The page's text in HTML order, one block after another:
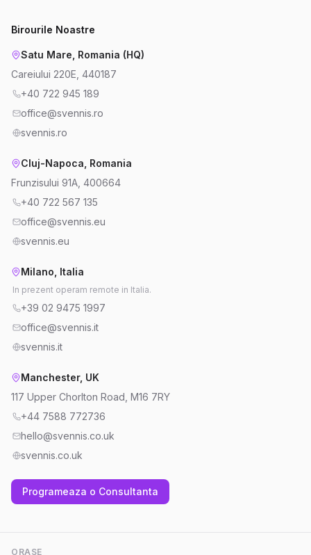
Birourile Noastre
Satu Mare, Romania (HQ)
Careiului 220E, 440187
+40 722 945 189
office@svennis.ro
svennis.ro
Cluj-Napoca, Romania
Frunzisului 91A, 400664
+40 722 567 135
office@svennis.eu
svennis.eu
Milano, Italia
In prezent operam remote in Italia.
+39 02 9475 1997
office@svennis.it
svennis.it
Manchester, UK
117 Upper Chorlton Road, M16 7RY
+44 7588 772736
hello@svennis.co.uk
svennis.co.uk
Programeaza o Consultanta
ORASE